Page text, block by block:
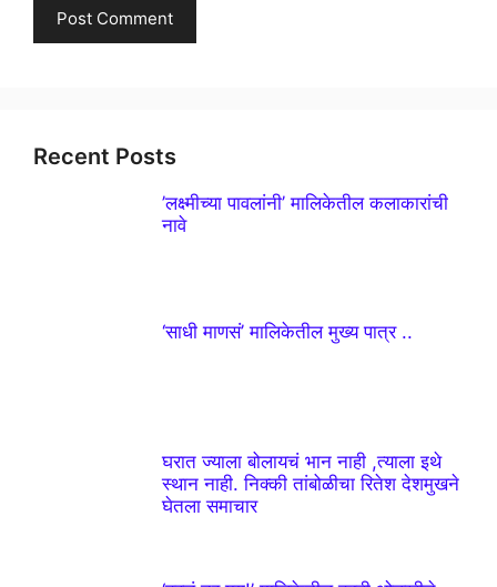
Recent Posts
’लक्ष्मीच्या पावलांनी’ मालिकेतील कलाकारांची
नावे
‘साधी माणसं’ मालिकेतील मुख्य पात्र ..
घरात ज्याला बोलायचं भान नाही ,त्याला इथे
स्थान नाही. निक्की तांबोळीचा रितेश देशमुखने
घेतला समाचार